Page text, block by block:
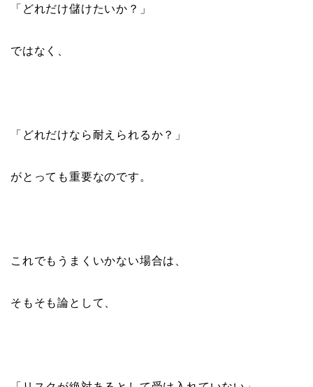
「どれだけ儲けたいか？」
ではなく、
「どれだけなら耐えられるか？」
がとっても重要なのです。
これでもうまくいかない場合は、
そもそも論として、